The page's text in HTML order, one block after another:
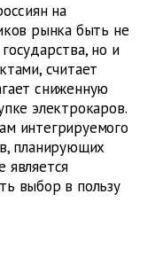
на
рынка быть не
но и
считает
сниженную
электрокаров.
интегрируемого
планирующих
является
выбор в пользу